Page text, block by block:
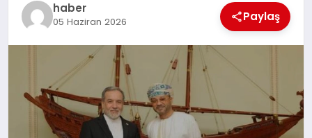
haber
05 Haziran 2026 Paylaş